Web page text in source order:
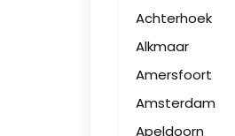
Achterhoek
Alkmaar
Amersfoort
Amsterdam
Apeldoorn